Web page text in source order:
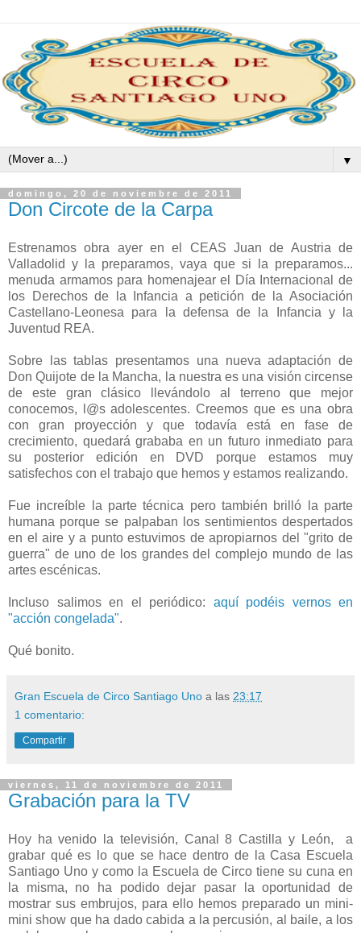
▼
domingo, 20 de noviembre de 2011
Don Circote de la Carpa
Estrenamos obra ayer en el CEAS Juan de Austria de
Valladolid y la preparamos, vaya que si la preparamos...
menuda armamos para homenajear el Día Internacional de
los Derechos de la Infancia a petición de la Asociación
Castellano-Leonesa para la defensa de la Infancia y la
Juventud REA.
Sobre las tablas presentamos una nueva adaptación de
Don Quijote de la Mancha, la nuestra es una visión circense
de este gran clásico llevándolo al terreno que mejor
conocemos, l@s adolescentes. Creemos que es una obra
con gran proyección y que todavía está en fase de
crecimiento, quedará grababa en un futuro inmediato para
su posterior edición en DVD porque estamos muy
satisfechos con el trabajo que hemos y estamos realizando.
Fue increíble la parte técnica pero también brilló la parte
humana porque se palpaban los sentimientos despertados
en el aire y a punto estuvimos de apropiarnos del "grito de
guerra" de uno de los grandes del complejo mundo de las
artes escénicas.
Incluso salimos en el periódico: aquí podéis vernos en
"acción congelada".
Qué bonito.
Gran Escuela de Circo Santiago Uno a las 23:17
1 comentario:
Compartir
viernes, 11 de noviembre de 2011
Grabación para la TV
Hoy ha venido la televisión, Canal 8 Castilla y León, a
grabar qué es lo que se hace dentro de
la Casa Escuela
Santiago Uno y como la Escuela de Circo tiene su cuna en
la misma, no ha podido dejar pasar la oportunidad de
mostrar sus embrujos, para ello hemos preparado un mini-
mini show que ha dado cabida a la percusión, al baile, a los